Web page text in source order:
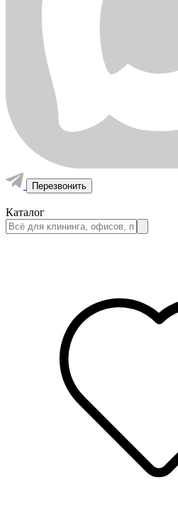
Перезвонить
Каталог